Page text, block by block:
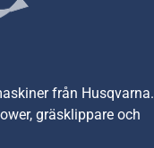
från Husqvarna.
gräsklippare och